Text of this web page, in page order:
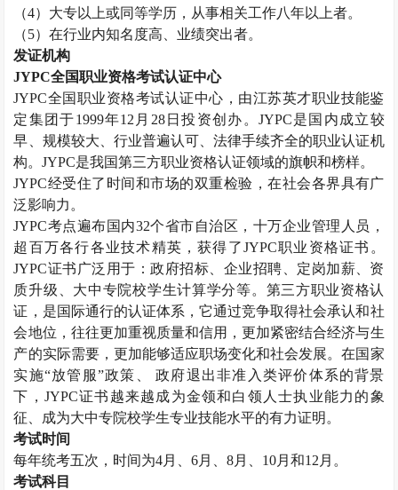
（4）大专以上或同等学历，从事相关工作八年以上者。
（5）在行业内知名度高、业绩突出者。
发证机构
JYPC全国职业资格考试认证中心
JYPC全国职业资格考试认证中心，由江苏英才职业技能鉴
定集团于1999年12 月 28日投资创办。 JYPC是国内成立较
早、规模较大、行业普遍认可、法律手续齐全的职业认证机
构。JYPC是我国第三方职业资格认证领域的旗帜和榜样。
JYPC经受住了时间和市场的双重检验，在社会各界具有广
泛影响力。
JYPC考点遍布国内32个省市自治区，十万企业管理人员，
超百万各行各业技术精英，获得了JYPC职业资格证书。
JYPC证书广泛用于：政府招标、企业招聘、定岗加薪、资
质升级、大中专院校学生计算学分等。第三方职业资格认
证，是国际通行的认证体系，它通过竞争取得社会承认和社
会地位，往往更加重视质量和信用，更加紧密结合经济与生
产的实际需要，更加能够适应职场变化和社会发展。在国家
实施“放管服”政策、 政府退出非准入类评价体系的背景
下， JYPC证书越来越成为金领和白领人士执业能力的象
征、成为大中专院校学生专业技能水平的有力证明。
考试时间
每年统考五次，时间为4月、6月、8月、 10月和12 月。
考试科目